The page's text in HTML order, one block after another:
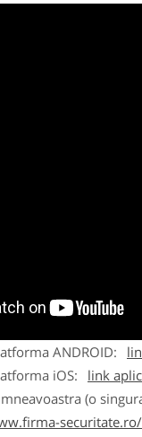
ANDROID:
iOS:
link
(o